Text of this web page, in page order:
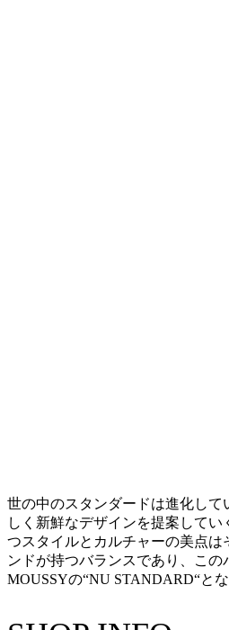
世の中のスタンダードは進化し
しく新鮮なデザインを提案して
つスタイルとカルチャーの美点は
ンドが持つバランスであり、こ
MOUSSYの“NU STANDARD“とな